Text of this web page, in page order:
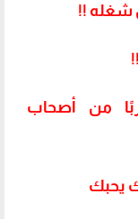
شغله !!
من أصحاب
يحبك